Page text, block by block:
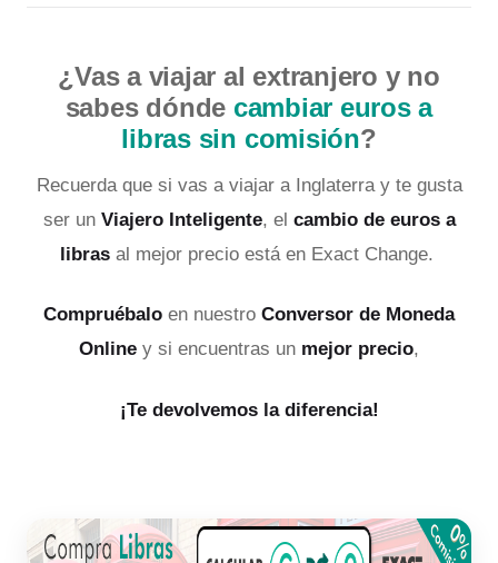
¿Vas a viajar al extranjero y no
sabes dónde cambiar euros a
libras sin comisión?
Recuerda que si vas a viajar a Inglaterra y te gusta
ser un Viajero Inteligente, el cambio de euros a
librasal mejor precio está en Exact Change.
Compruébalo en nuestro Conversor de Moneda
Online y si encuentras un mejor precio,
¡Te devolvemos la diferencia!